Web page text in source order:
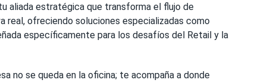
aliada estratégica que transforma el flujo de
real, ofreciendo soluciones especializadas como
específicamente para los desafíos del Retail y la
no se queda en la oficina; te acompaña a donde